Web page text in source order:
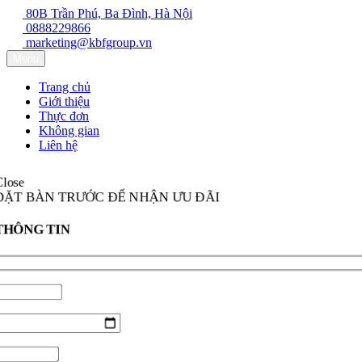
80B Trần Phú, Ba Đình, Hà Nội
0888229866
marketing@kbfgroup.vn
Trang chủ
Giới thiệu
Thực đơn
Không gian
Liên hệ
BÀN TRƯỚC ĐỂ NHẬN ƯU ĐÃI
TIN